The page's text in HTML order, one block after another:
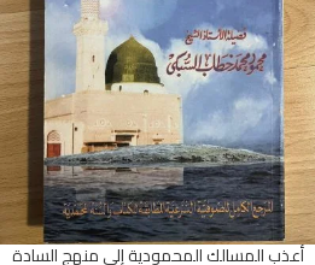
إضافة إلى السلة
أعذب المسالك المحمودية إلى منهج السادة